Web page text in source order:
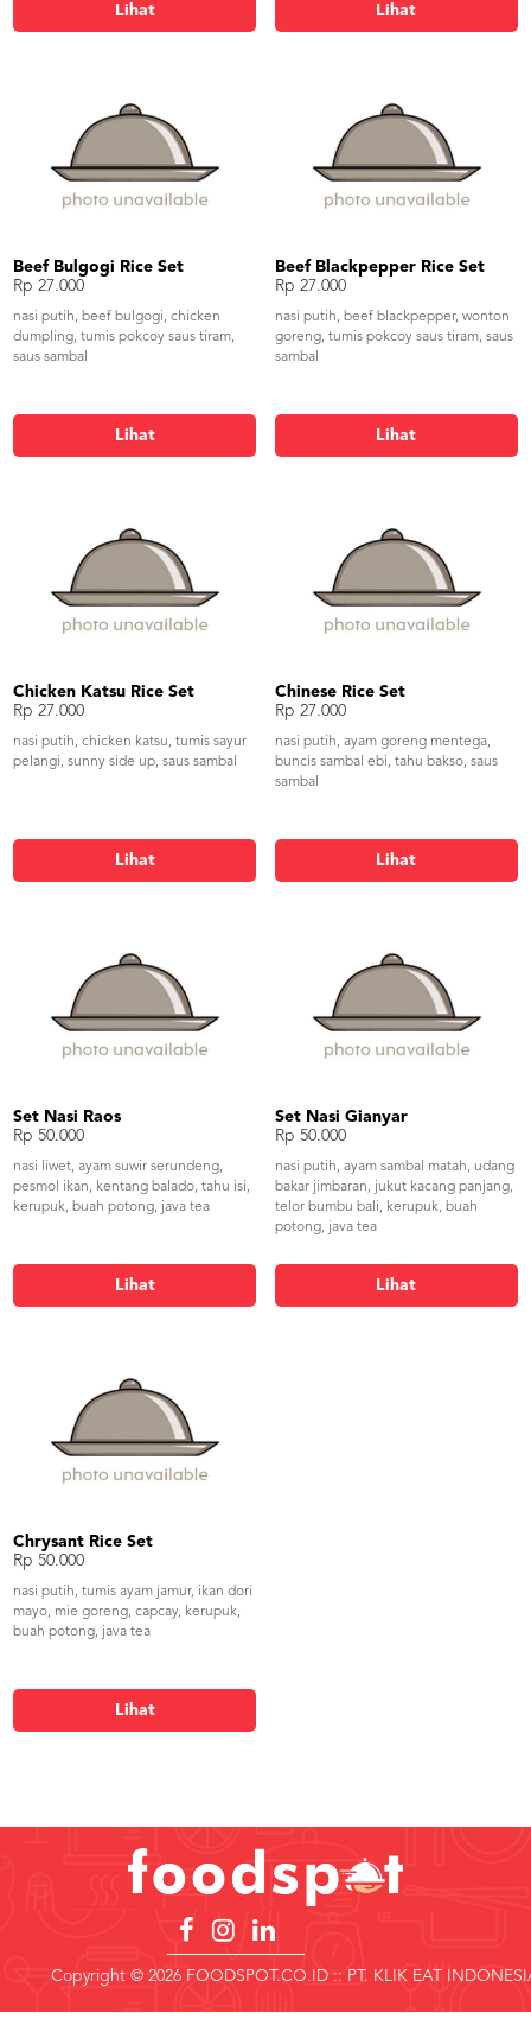
Lihat Lihat
Beef Bulgogi Rice Set
Rp 27.000
nasi putih, beef bulgogi, chicken
dumpling, tumis pokcoy saus tiram,
saus sambal
Lihat
Beef Blackpepper Rice Set
Rp 27.000
nasi putih, beef blackpepper, wonton
goreng, tumis pokcoy saus tiram, saus
sambal
Lihat
Chicken Katsu Rice Set
Rp 27.000
nasi putih, chicken katsu, tumis sayur
pelangi, sunny side up, saus sambal
Lihat
Chinese Rice Set
Rp 27.000
nasi putih, ayam goreng mentega,
buncis sambal ebi, tahu bakso, saus
sambal
Lihat
Set Nasi Raos
Rp 50.000
nasi liwet, ayam suwir serundeng,
pesmol ikan, kentang balado, tahu isi,
kerupuk, buah potong, java tea
Lihat
Set Nasi Gianyar
Rp 50.000
nasi putih, ayam sambal matah, udang
bakar jimbaran, jukut kacang panjang,
telor bumbu bali, kerupuk, buah
potong, java tea
Lihat
Chrysant Rice Set
Rp 50.000
nasi putih, tumis ayam jamur, ikan dori
mayo, mie goreng, capcay, kerupuk,
buah potong, java tea
Lihat
Copyright © 2026 FOODSPOT.CO.ID :: PT. KLIK EAT